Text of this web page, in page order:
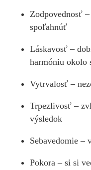
Zodpovednosť
spoľahnúť
Láskavosť –
harmóniu okolo
Vytrvalosť –
Trpezlivosť –
výsledok
Sebavedomie –
Pokora – si si